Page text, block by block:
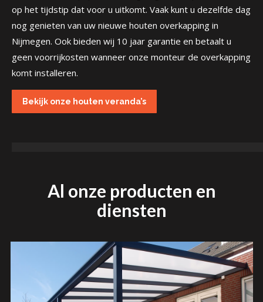
op het tijdstip dat voor u uitkomt. Vaak kunt u dezelfde dag
nog genieten van uw nieuwe houten overkapping in
Nijmegen. Ook bieden wij 10 jaar garantie en betaalt u
geen voorrijkosten wanneer onze monteur de overkapping
komt installeren.
Bekijk onze houten veranda’s
Al onze producten en
diensten